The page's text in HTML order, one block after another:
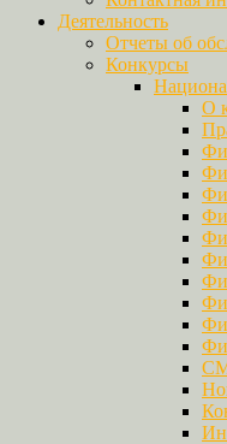
Деятельность
Отчеты об
Конкурсы
О